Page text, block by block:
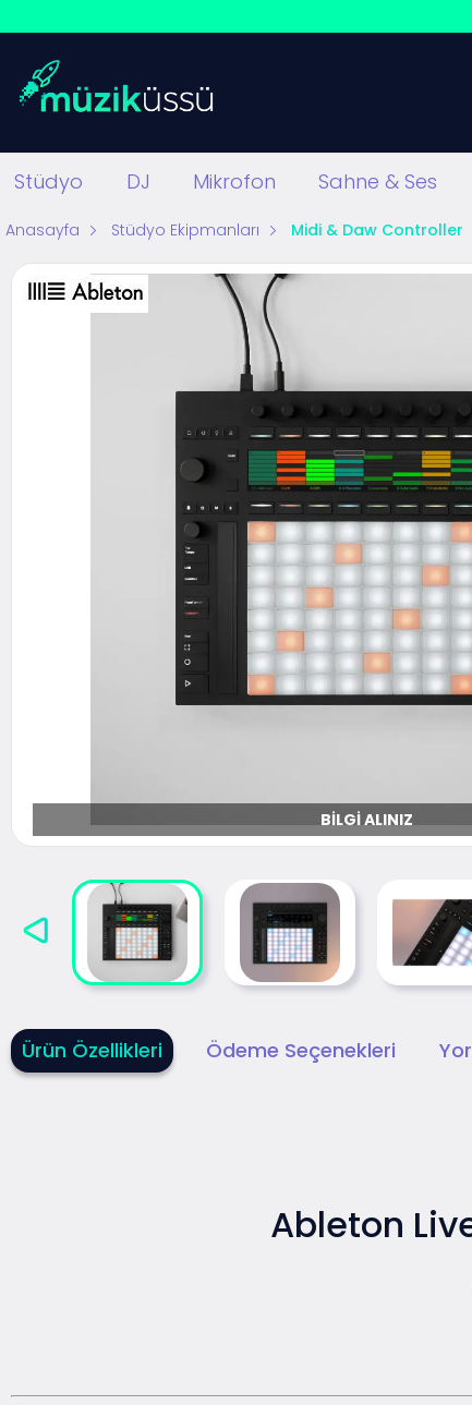
Stüdyo DJ Mikrofon Sahne & Ses
Anasayfa Stüdyo Ekipmanları Midi & Daw Controller
BILGI ALINIZ
Ürün Özellikleri Ödeme Seçenekleri
Ableton